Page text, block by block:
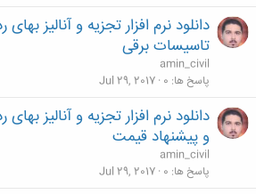
دانلود نرم افزار تجزیه و آنالیز
تاسیسات برقی
amin_civil
پاسخ ها 0
Jul 29, 2017
دانلود نرم افزار تجزیه و آنالیز
و پیشنهاد قیمت
amin_civil
پاسخ ها 0
Jul 29, 2017